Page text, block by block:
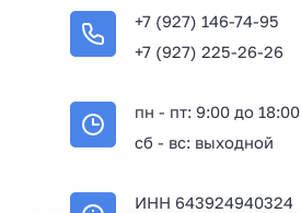
+7 (927) 146-74-95
+7 (927) 225-26-26
пн - пт: 9:00 до 18:00
сб - вс: выходной
ИНН 643924940324